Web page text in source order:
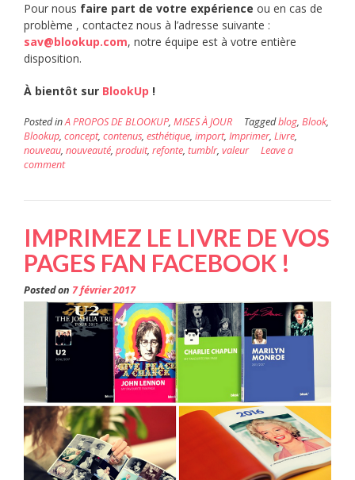
Pour nous faire part de votre expérience ou en cas de
problème , contactez nous à l’adresse suivante :
sav@blookup.com, notre équipe est à votre entière
disposition.
À bientôt sur BlookUp !
Posted inA PROPOS DE BLOOKUP, MISES À JOUR Taggedblog, Blook,
Blookup, concept, contenus, esthétique, import, Imprimer, Livre,
nouveau, nouveauté, produit, refonte, tumblr, valeur
Leave a
comment
IMPRIMEZ LE LIVRE DE VOS
PAGES FAN FACEBOOK !
Posted on 7 février 2017